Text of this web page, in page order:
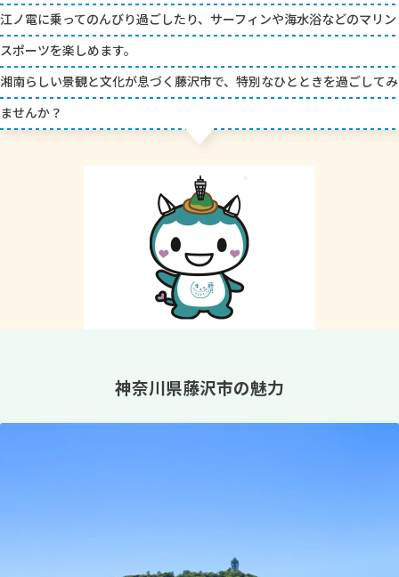
江ノ電に乗ってのんびり過ごしたり、サーフィンや海水浴などのマリン
スポーツを楽しめます。
湘南らしい景観と文化が息づく藤沢市で、特別なひとときを過ごしてみ
ませんか？
神奈川県藤沢市の魅力